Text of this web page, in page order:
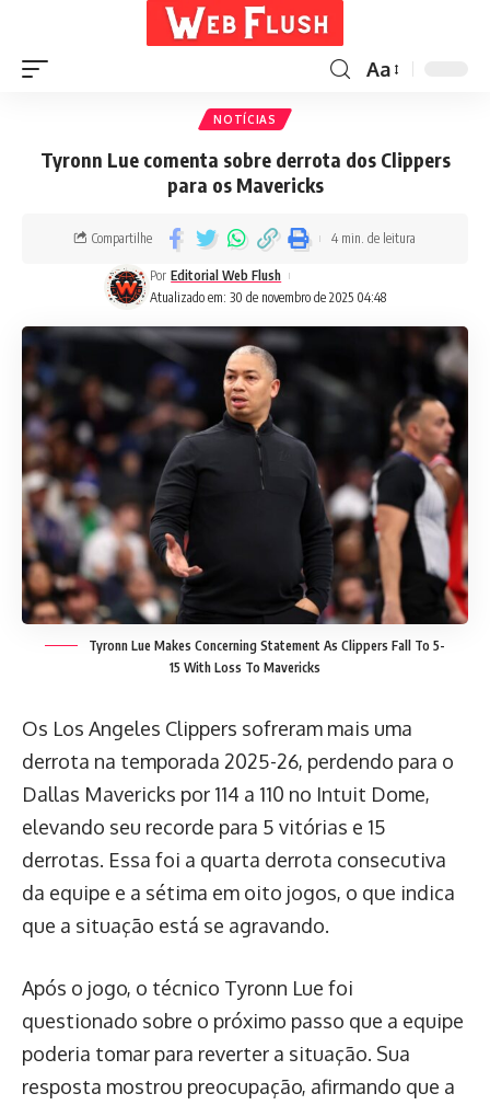
Aa
NOTÍCIAS
Tyronn Lue comenta sobre derrota dos Clippers
para os Mavericks
Atualizado em: 30 de novembro de 2025 04:48
Por Editorial Web Flush
Compartilhe 4 min. de leitura
Tyronn Lue Makes Concerning Statement As Clippers Fall To 5-
15 With Loss To Mavericks
Os Los Angeles Clippers sofreram mais uma
derrota na temporada 2025-26, perdendo para o
Dallas Mavericks por 114 a 110 no Intuit Dome,
elevando seu recorde para 5 vitórias e 15
derrotas. Essa foi a quarta derrota consecutiva
da equipe e a sétima em oito jogos, o que indica
que a situação está se agravando.
Após o jogo, o técnico Tyronn Lue foi
questionado sobre o próximo passo que a equipe
poderia tomar para reverter a situação. Sua
resposta mostrou preocupação, afirmando que a